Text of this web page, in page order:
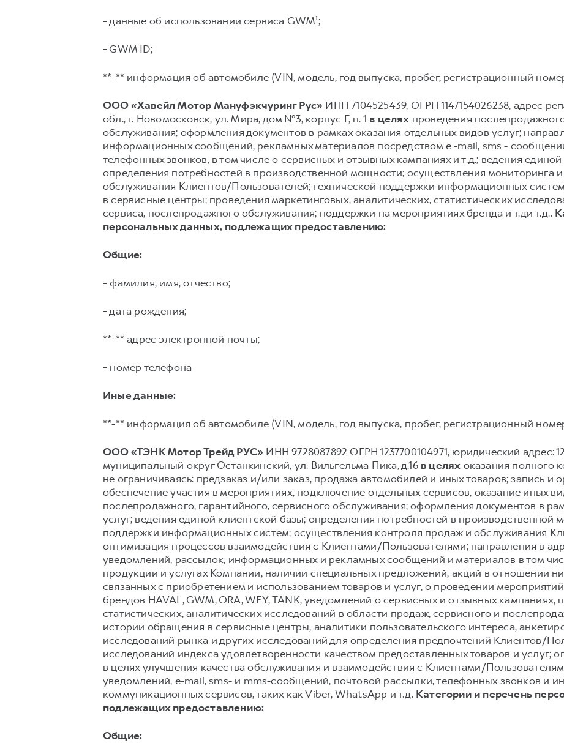
-данные об использовании сервиса GWM¹;
- GWM ID;
**-** информация об автомобиле (VIN, модель, год выпуска, пробег, регистрационный
ООО «Хавейл Мотор Мануфэкчуринг Рус» ИНН 7104525439, ОГРН 1147154026238, адрес
обл., г. Новомосковск, ул. Мира, дом №3, корпус Г, п. 1 в целях проведения
обслуживания; оформления документов в рамках оказания отдельных видов услуг;
информационных сообщений, рекламных материалов посредством e -mail, sms -
телефонных звонков, в том числе о сервисных и отзывных кампаниях и т.д.; ведения
определения потребностей в производственной мощности; осуществления мониторинга
обслуживания Клиентов/Пользователей; технической поддержки информационных
в сервисные центры; проведения маркетинговых, аналитических, статистических
сервиса, послепродажного обслуживания; поддержки на мероприятиях бренда и т.ди т.д..
персональных данных, подлежащих предоставлению:
Общие:
- фамилия, имя, отчество;
-дата рождения;
**-** адрес электронной почты;
- номер телефона
Иные данные:
**-** информация об автомобиле (VIN, модель, год выпуска, пробег, регистрационный
ООО «ТЭНК Мотор Трейд РУС» ИНН 9728087892 ОГРН 1237700104971, юридический адрес:
муниципальный округ Останкинский, ул. Вильгельма Пика, д.16 в целях оказания полного
не ограничиваясь: предзаказ и/или заказ, продажа автомобилей и иных товаров; запись и
обеспечение участия в мероприятиях, подключение отдельных сервисов, оказание иных
послепродажного, гарантийного, сервисного обслуживания; оформления документов в
услуг; ведения единой клиентской базы; определения потребностей в производственной
поддержки информационных систем; осуществления контроля продаж и обслуживания
оптимизация процессов взаимодействия с Клиентами/Пользователями; направления в
уведомлений, рассылок, информационных и рекламных сообщений и материалов в том
продукции и услугах Компании, наличии специальных предложений, акций в отношении
связанных с приобретением и использованием товаров и услуг, о проведении
брендов HAVAL, GWM, ORA, WEY, TANK, уведомлений о сервисных и отзывных кампаниях,
статистических, аналитических исследований в области продаж, сервисного и
истории обращения в сервисные центры, аналитики пользовательского интереса,
исследований рынка и других исследований для определения предпочтений Клиентов/
исследований индекса удовлетворенности качеством предоставленных товаров и услуг;
в целях улучшения качества обслуживания и взаимодействия с Клиентами/
уведомлений, e-mail, sms- и mms-сообщений, почтовой рассылки, телефонных звонков и
коммуникационных сервисов, таких как Viber, WhatsApp и т.д. Категории и перечень
подлежащих предоставлению:
Общие: